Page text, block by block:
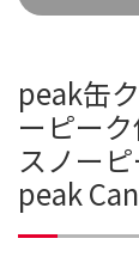
peak缶
ーピーク
スノー
peak